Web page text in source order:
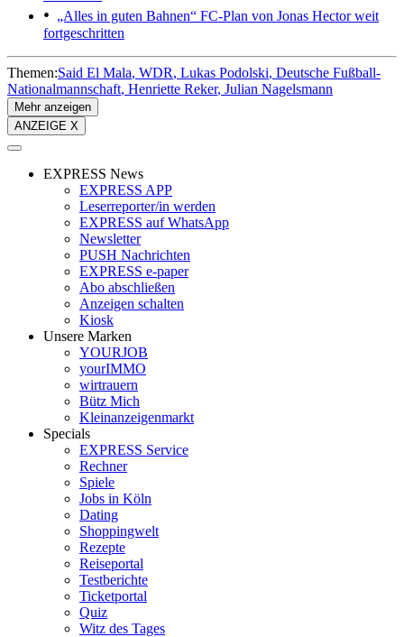
„Alles in guten Bahnen“ FC-Plan von Jonas Hector weit
fortgeschritten
Themen:Said El Mala WDR Lukas Podolski Deutsche Fußball-
Nationalmannschaft Henriette Reker Julian Nagelsmann
Mehr anzeigen
ANZEIGE X
EXPRESS News
EXPRESS APP
Leserreporter/in werden
EXPRESS auf WhatsApp
Newsletter
PUSH Nachrichten
EXPRESS e-paper
Abo abschließen
Anzeigen schalten
Kiosk
Unsere Marken
YOURJOB
yourIMMO
wirtrauern
Bütz Mich
Kleinanzeigenmarkt
Specials
EXPRESS Service
Rechner
Spiele
Jobs in Köln
Dating
Shoppingwelt
Rezepte
Reiseportal
Testberichte
Ticketportal
Quiz
Witz des Tages